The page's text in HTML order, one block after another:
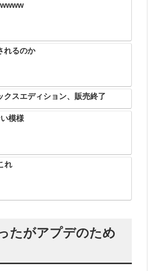
れるのか
クスエディション、販売終了
模様
れ
たがアプデのため